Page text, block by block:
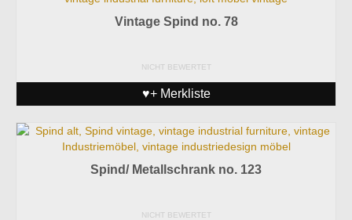
Vintage Spind no. 78
NICHT BEWERTET
♥+ Merkliste
Spind/ Metallschrank no. 123
NICHT BEWERTET